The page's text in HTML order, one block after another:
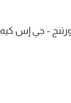
- جي إس كيه